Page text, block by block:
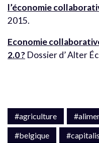
l’économie
2015.
Economie
2.0 ? Dossier d’ Alter
#agriculture
#belgique